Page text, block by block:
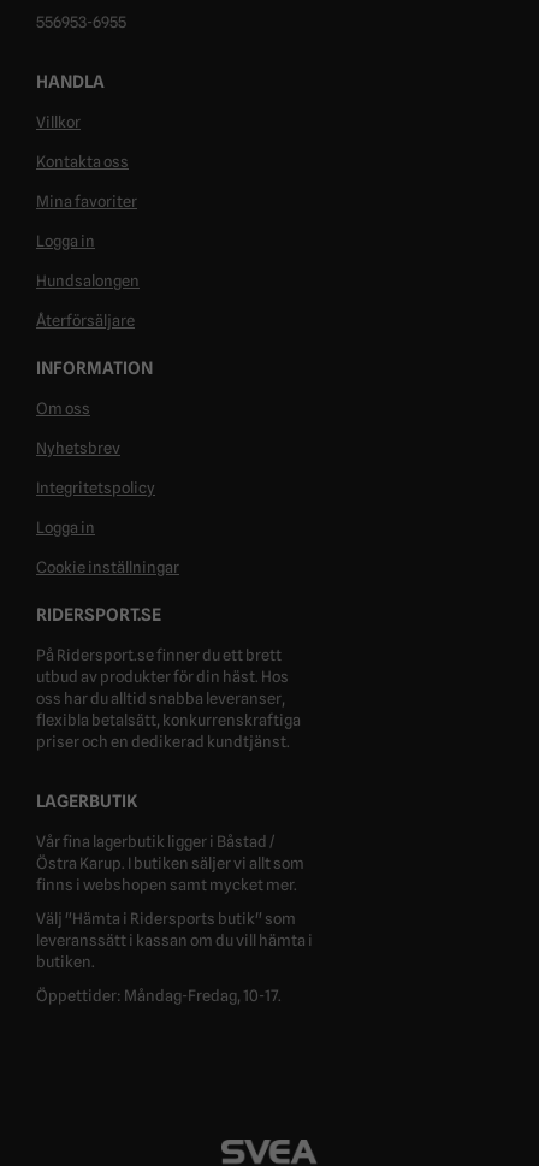
556953-6955
HANDLA
Villkor
Kontakta oss
Mina favoriter
Logga in
Hundsalongen
Återförsäljare
INFORMATION
Om oss
Nyhetsbrev
Integritetspolicy
Logga in
Cookie inställningar
RIDERSPORT.SE
På Ridersport.se finner du ett brett
utbud av produkter för din häst. Hos
oss har du alltid snabba leveranser,
flexibla betalsätt, konkurrenskraftiga
priser och en dedikerad kundtjänst.
LAGERBUTIK
Vår fina lagerbutik ligger i Båstad /
Östra Karup. I butiken säljer vi allt som
finns i webshopen samt mycket mer.
Välj "Hämta i Ridersports butik" som
leveranssätt i kassan om du vill hämta i
butiken.
Öppettider: Måndag-Fredag, 10-17.